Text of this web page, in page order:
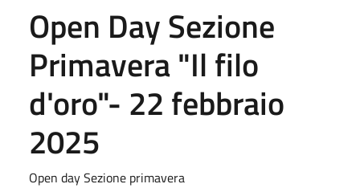
Open Day Sezione
Primavera "Il filo
d'oro"- 22 febbraio
2025
Open day Sezione primavera